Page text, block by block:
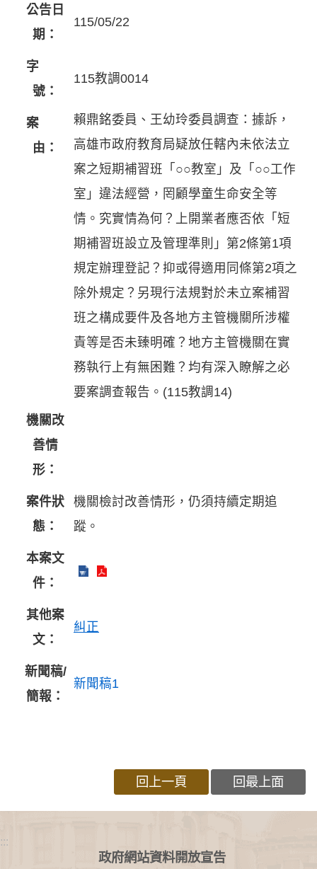
公告日
期：
115/05/22
字
號：
115教調0014
案
由：
賴鼎銘委員、王幼玲委員調查：據訴，
高雄市政府教育局疑放任轄內未依法立
案之短期補習班「○○教室」及「○○工作
室」違法經營，罔顧學童生命安全等
情。究實情為何？上開業者應否依「短
期補習班設立及管理準則」第2條第1項
規定辦理登記？抑或得適用同條第2項之
除外規定？另現行法規對於未立案補習
班之構成要件及各地方主管機關所涉權
責等是否未臻明確？地方主管機關在實
務執行上有無困難？均有深入瞭解之必
要案調查報告。(115教調14)
機關改
善情
形：
案件狀
態：
機關檢討改善情形，仍須持續定期追
蹤。
本案文
件：
其他案
文：
糾正
新聞稿/
簡報：
新聞稿1
回上一頁 回最上面
:::
政府網站資料開放宣告